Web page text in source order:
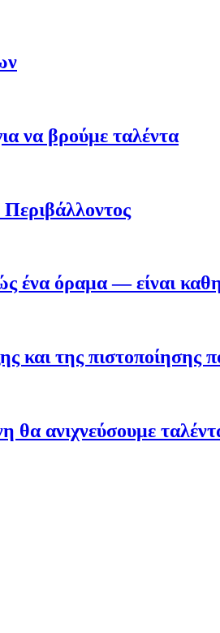
να βρούμε ταλέντα
ένα όραμα — είναι
της πιστοποίησης
ανιχνεύσουμε